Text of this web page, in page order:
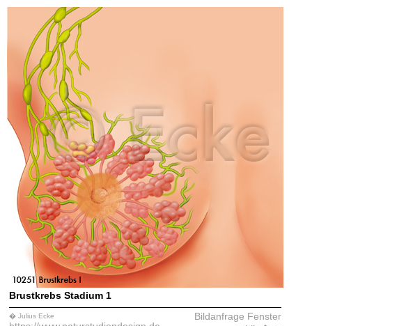
Brustkrebs Stadium 1
� Julius Ecke Bildanfrage Fenster